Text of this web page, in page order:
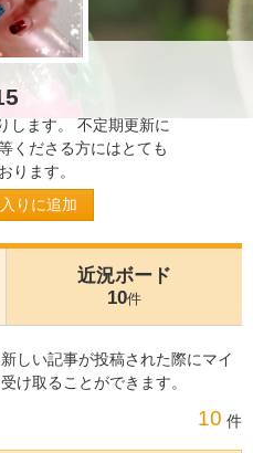
します。 不定期更新に
くださる方にはとても
ります。
りに追加
近況ボード
10件
しい記事が投稿された際にマイ
け取ることができます。
10 件